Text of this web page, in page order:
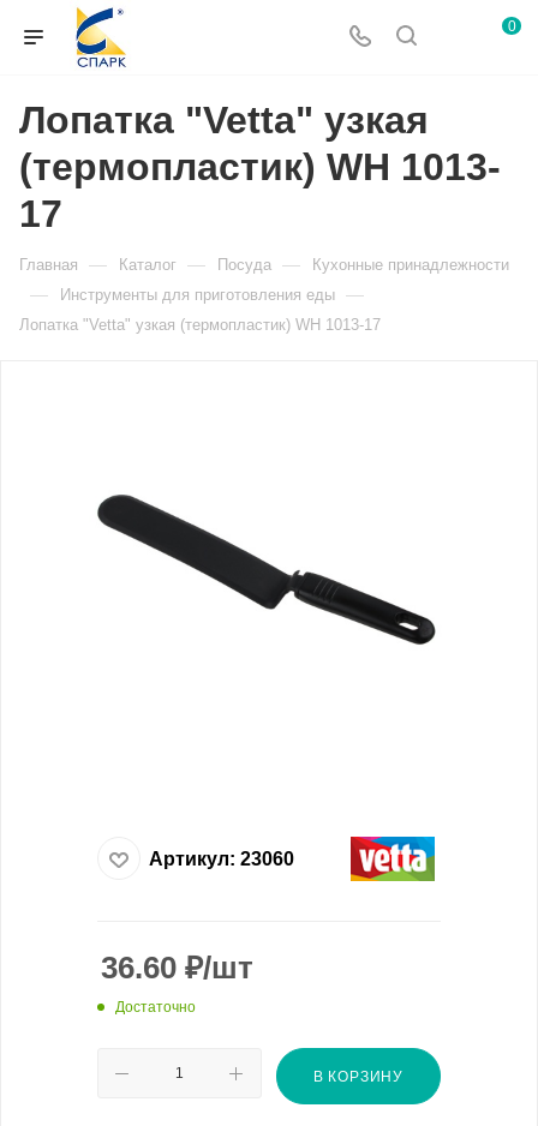
0
Лопатка "Vetta" узкая
(термопластик) WH 1013-
17
Главная — Каталог — Посуда — Кухонные принадлежности
— Инструменты для приготовления еды —
Лопатка "Vetta" узкая (термопластик) WH 1013-17
Артикул: 23060
36.60 ₽/шт
Достаточно
В КОРЗИНУ